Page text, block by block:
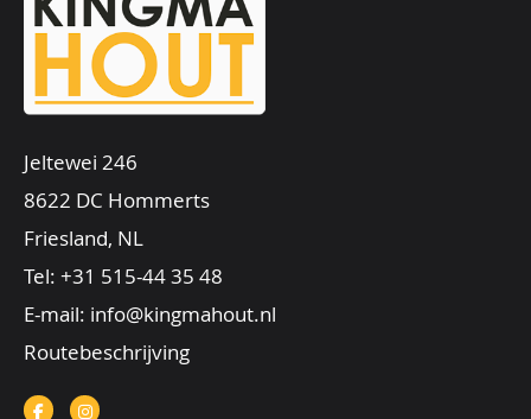
Jeltewei 246
8622 DC Hommerts
Friesland, NL
Tel: +31 515-44 35 48
E-mail: info@kingmahout.nl
Routebeschrijving